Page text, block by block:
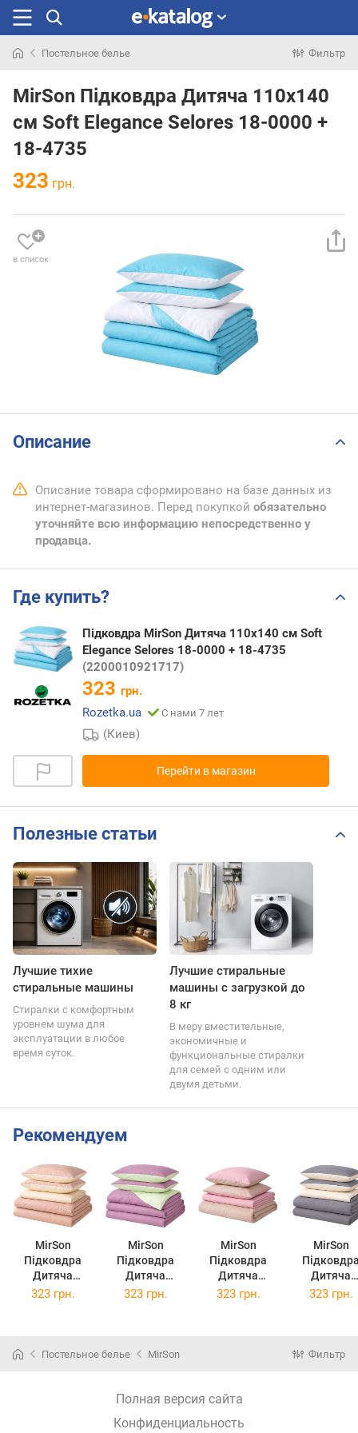
раньше
Постельное белье Фильтр
MirSon Підковдра Дитяча 110х140
см Soft Elegance Selores 18-0000 +
18-4735
323 грн.
в список
Описание
Описание товара сформировано на базе данных из
интернет-магазинов. Перед покупкой обязательно
уточняйте всю информацию непосредственно у
продавца.
Где купить?
Підковдра MirSon Дитяча 110х140 см Soft
Elegance Selores 18-0000 + 18-4735
(2200010921717)
323 грн.
Rozetka.ua
С нами 7 лет
(Киев)
Перейти в магазин
Полезные статьи
Лучшие тихие
стиральные машины
Стиралки с комфортным
уровнем шума для
эксплуатации в любое
время суток.
Лучшие стиральные
машины с загрузкой до
8 кг
В меру вместительные,
экономичные и
функциональные стиралки
для семей с одним или
двумя детьми.
Рекомендуем
MirSon
Підковдра
Дитяча
110х140 см
MirSon
Підковдра
Дитяча
110х140 см
MirSon
Підковдра
Дитяча
110х140 см
MirSon
Дитяча
110х140
323 грн. 323 грн. 323 грн. 323 грн.
Постельное белье MirSon Фильтр
Полная версия сайта
Конфиденциальность